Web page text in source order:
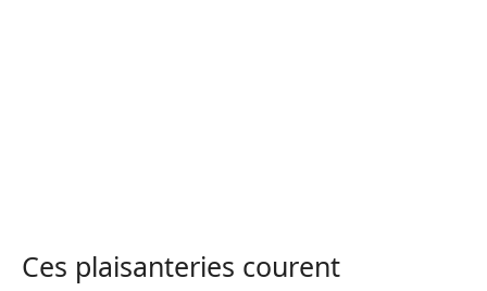
Ces plaisanteries courent